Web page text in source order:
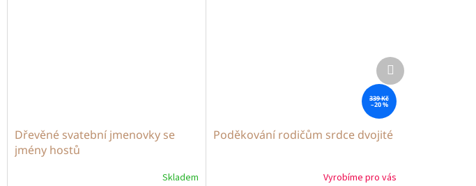
Dřevěné svatební jmenovky se
jmény hostů
Skladem
339 Kč
–20 %
Poděkování rodičům srdce dvojité
Vyrobíme pro vás
Další
produkt